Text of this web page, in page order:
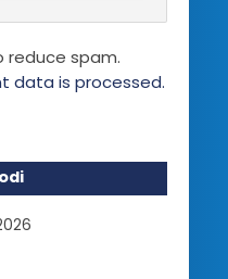
reduce spam.
data is processed.